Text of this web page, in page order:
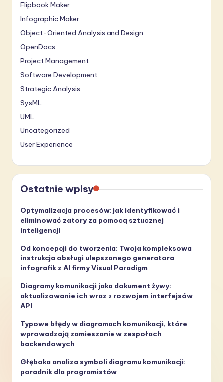
Flipbook Maker
Infographic Maker
Object-Oriented Analysis and Design
OpenDocs
Project Management
Software Development
Strategic Analysis
SysML
UML
Uncategorized
User Experience
Ostatnie wpisy
Optymalizacja procesów: jak identyfikować i
eliminować zatory za pomocą sztucznej
inteligencji
Od koncepcji do tworzenia: Twoja kompleksowa
instrukcja obsługi ulepszonego generatora
infografik z AI firmy Visual Paradigm
Diagramy komunikacji jako dokument żywy:
aktualizowanie ich wraz z rozwojem interfejsów
API
Typowe błędy w diagramach komunikacji, które
wprowadzają zamieszanie w zespołach
backendowych
Głęboka analiza symboli diagramu komunikacji:
poradnik dla programistów